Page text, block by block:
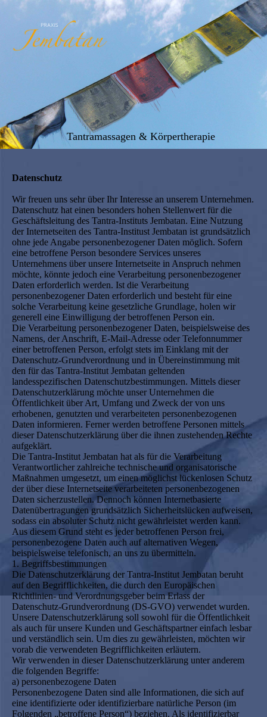
Tantramassagen & Körpertherapie
Datenschutz
Wir freuen uns sehr über Ihr Interesse an unserem Unternehmen.
Datenschutz hat einen besonders hohen Stellenwert für die
Geschäftsleitung des Tantra-Instituts Jembatan. Eine Nutzung
der Internetseiten des Tantra-Institust Jembatan ist grundsätzlich
ohne jede Angabe personenbezogener Daten möglich. Sofern
eine betroffene Person besondere Services unseres
Unternehmens über unsere Internetseite in Anspruch nehmen
möchte, könnte jedoch eine Verarbeitung personenbezogener
Daten erforderlich werden. Ist die Verarbeitung
personenbezogener Daten erforderlich und besteht für eine
solche Verarbeitung keine gesetzliche Grundlage, holen wir
generell eine Einwilligung der betroffenen Person ein.
Die Verarbeitung personenbezogener Daten, beispielsweise des
Namens, der Anschrift, E-Mail-Adresse oder Telefonnummer
einer betroffenen Person, erfolgt stets im Einklang mit der
Datenschutz-Grundverordnung und in Übereinstimmung mit
den für das Tantra-Institut Jembatan geltenden
landesspezifischen Datenschutzbestimmungen. Mittels dieser
Datenschutzerklärung möchte unser Unternehmen die
Öffentlichkeit über Art, Umfang und Zweck der von uns
erhobenen, genutzten und verarbeiteten personenbezogenen
Daten informieren. Ferner werden betroffene Personen mittels
dieser Datenschutzerklärung über die ihnen zustehenden Rechte
aufgeklärt.
Die Tantra-Institut Jembatan hat als für die Verarbeitung
Verantwortlicher zahlreiche technische und organisatorische
Maßnahmen umgesetzt, um einen möglichst lückenlosen Schutz
der über diese Internetseite verarbeiteten personenbezogenen
Daten sicherzustellen. Dennoch können Internetbasierte
Datenübertragungen grundsätzlich Sicherheitslücken aufweisen,
sodass ein absoluter Schutz nicht gewährleistet werden kann.
Aus diesem Grund steht es jeder betroffenen Person frei,
personenbezogene Daten auch auf alternativen Wegen,
beispielsweise telefonisch, an uns zu übermitteln.
1. Begriffsbestimmungen
Die Datenschutzerklärung der Tantra-Institut Jembatan beruht
auf den Begrifflichkeiten, die durch den Europäischen
Richtlinien- und Verordnungsgeber beim Erlass der
Datenschutz-Grundverordnung (DS-GVO) verwendet wurden.
Unsere Datenschutzerklärung soll sowohl für die Öffentlichkeit
als auch für unsere Kunden und Geschäftspartner einfach lesbar
und verständlich sein. Um dies zu gewährleisten, möchten wir
vorab die verwendeten Begrifflichkeiten erläutern.
Wir verwenden in dieser Datenschutzerklärung unter anderem
die folgenden Begriffe:
a) personenbezogene Daten
Personenbezogene Daten sind alle Informationen, die sich auf
eine identifizierte oder identifizierbare natürliche Person (im
Folgenden „betroffene Person“) beziehen. Als identifizierbar